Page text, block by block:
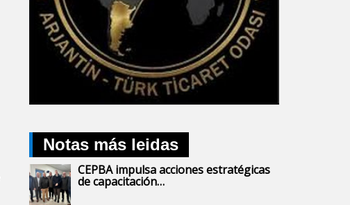
Notas más leidas
CEPBA impulsa acciones estratégicas
de capacitación…